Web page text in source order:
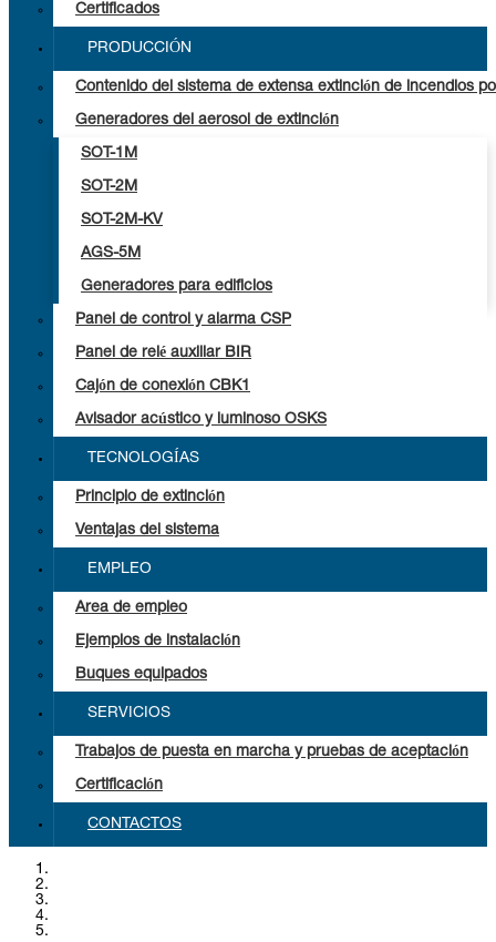
Certificados
PRODUCCIÓN
Contenido del sistema de extensa extinción de incendios
Generadores del aerosol de extinción
SOT-1M
SOT-2M
SOT-2M-KV
AGS-5M
Generadores para edificios
Panel de control y alarma CSP
Panel de relé auxiliar BIR
Cajón de conexión CBK1
Avisador acústico y luminoso OSKS
TECNOLOGÍAS
Principio de extinción
Ventajas del sistema
EMPLEO
Area de empleo
Ejemplos de instalación
Buques equipados
SERVICIOS
Trabajos de puesta en marcha y pruebas de aceptación
Certificación
CONTACTOS